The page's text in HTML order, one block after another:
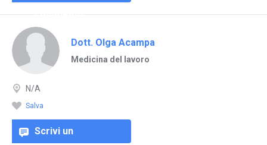
commento
Dott. Olga Acampa
Medicina del lavoro
N/A
Salva
Scrivi un